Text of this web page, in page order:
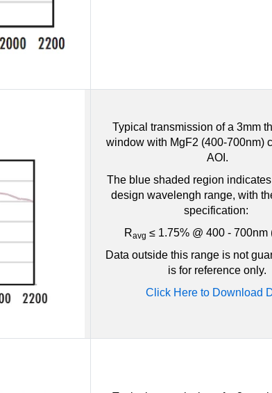
Typical transmission of a 3mm
window with MgF2 (400-700nm)
AOI.
The blue shaded region
design wavelengh range, with
specification:
Ravg ≤ 1.75% @ 400 - 700nm
Data outside this range is not
is for reference only.
Click Here to Download